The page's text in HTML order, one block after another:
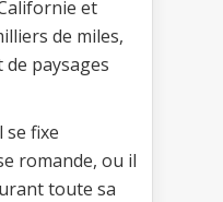
et
de miles,
paysages
se fixe
romande, ou il
toute sa